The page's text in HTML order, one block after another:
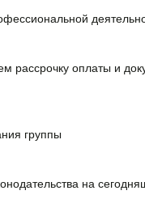
рассрочку оплаты и
группы
на